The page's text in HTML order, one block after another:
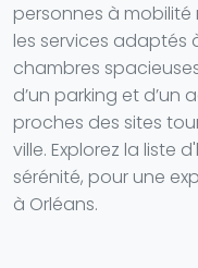
personnes à
les services adaptés
chambres
d’un parking et
proches des sites
ville. Explorez la liste
sérénité, pour une
à Orléans.